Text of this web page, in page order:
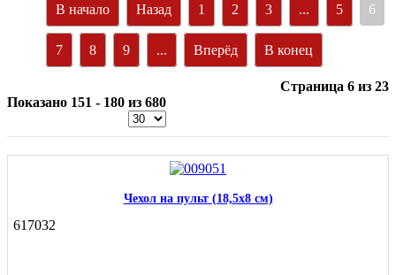
В начало Назад 1 2 3 ... 5 6
7 8 9 ... Вперёд В конец
Страница 6 из 23
Показано 151 - 180 из 680
Чехол на пульт (18,5х8 см)
617032